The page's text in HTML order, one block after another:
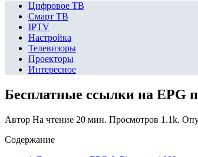
Цифровое ТВ
Смарт ТВ
IPTV
Настройка
Телевизоры
Проекторы
Интересное
Бесплатные ссылки на EPG
Автор На чтение 20 мин. Просмотров 1.1k.
Содержание